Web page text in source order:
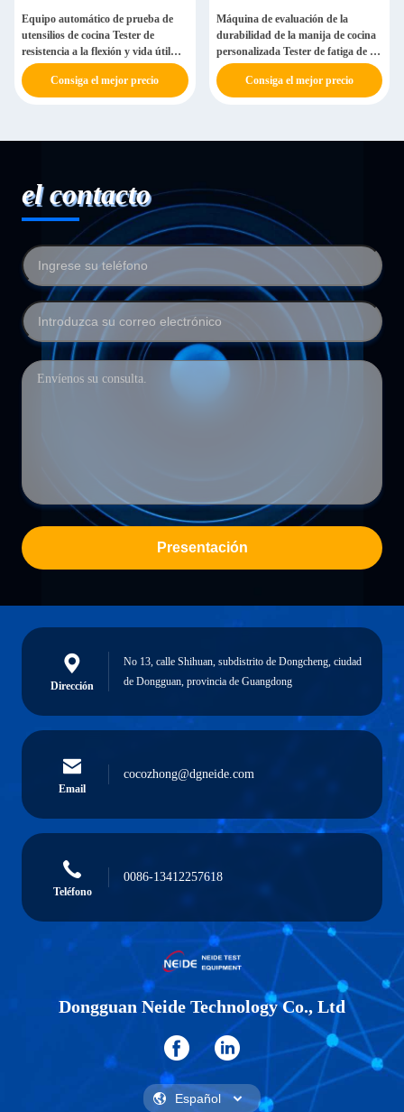
Equipo automático de prueba de
utensilios de cocina Tester de
resistencia a la flexión y vida útil
ajustable
Consiga el mejor precio
Máquina de evaluación de la
durabilidad de la manija de cocina
personalizada Tester de fatiga de la
manija de la olla
Consiga el mejor precio
el contacto
Presentación
Dirección
No 13, calle Shihuan, subdistrito de Dongcheng, ciudad
de Dongguan, provincia de Guangdong
Email
cocozhong@dgneide.com
Teléfono
0086-13412257618
Dongguan Neide Technology Co., Ltd